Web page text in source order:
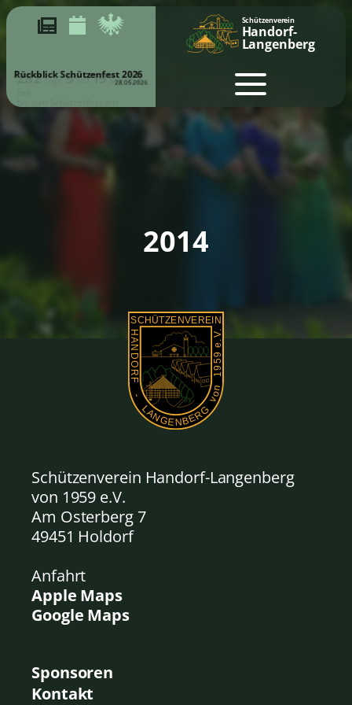
Schützenverein
Handorf-
Langenberg
Rückblick Schützenfest 2026
28.05.2026
282 9 19 Min22
bis zum Schützenfest am
2014
Schützenverein Handorf-Langenberg
von 1959 e.V.
Am Osterberg 7
49451 Holdorf
Anfahrt
Apple Maps
Google Maps
Sponsoren
Kontakt